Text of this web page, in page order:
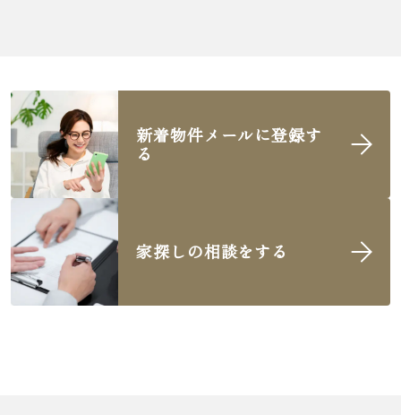
新着物件メールに登録す
る
家探しの相談をする